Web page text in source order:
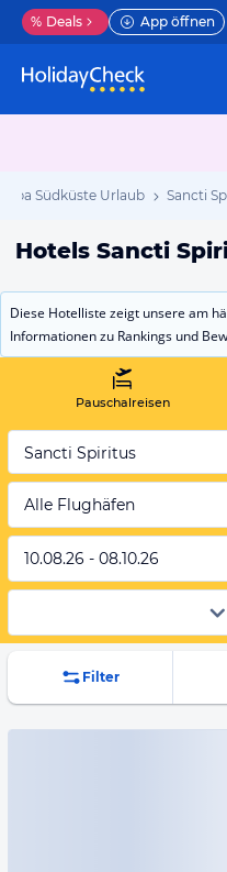
% Deals App öffnen
Südküste Urlaub Sancti
Hotels Sancti
Diese Hotelliste zeigt unsere am
Informationen zu Rankings und
Pauschalreisen
Sancti Spiritus
Alle Flughäfen
10.08.26 - 08.10.26
Filter